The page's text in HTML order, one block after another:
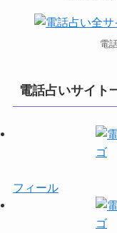
電
電話占いサイト
フィール